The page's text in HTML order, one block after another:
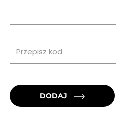
DODAJ